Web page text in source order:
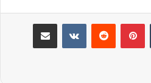
بينتيريست